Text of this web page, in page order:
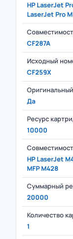
HP LaserJet
LaserJet Pro
CF287A
Исходный
CF259X
Да
Ресурс
10000
HP LaserJet
MFP M428
Суммарный
20000
Количество
1